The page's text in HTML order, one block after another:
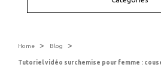
Home > Blog >